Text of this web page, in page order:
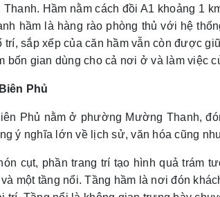
Hầm nằm cách đồi A1 khoảng 1
hầm là hàng rào phòng thủ với hệ
trí, sắp xếp của căn hầm vẫn còn được
bốn gian dùng cho cả nơi ở và làm việc
Phủ
Phủ nằm ở phường Mường Thanh,
ý nghĩa lớn về lịch sử, văn hóa cũng
cụt, phần trang trí tạo hình quả trám
một tầng nổi. Tầng hầm là nơi đón